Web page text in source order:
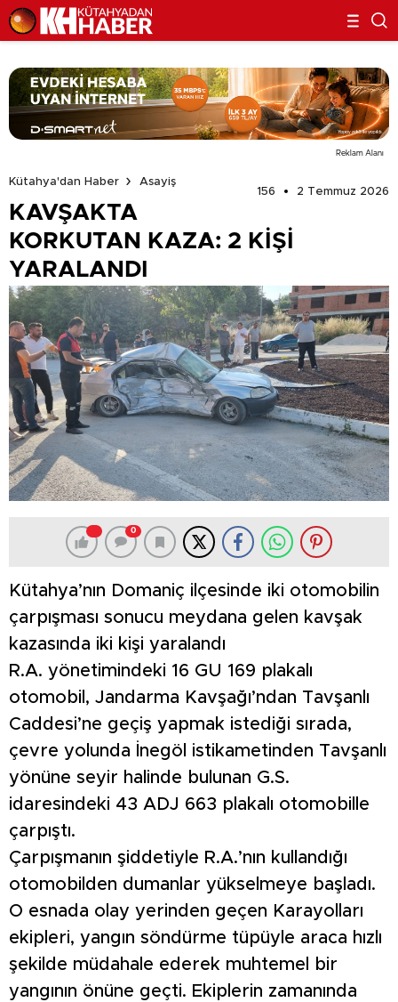
Reklam Alanı
Kütahya'dan Haber
Asayiş
156
2 Temmuz 2026
KAVŞAKTA
KORKUTAN KAZA: 2 KİŞİ
YARALANDI
0
Kütahya’nın Domaniç ilçesinde iki otomobilin
çarpışması sonucu meydana gelen kavşak
kazasında iki kişi yaralandı
R.A. yönetimindeki 16 GU 169 plakalı
otomobil, Jandarma Kavşağı’ndan Tavşanlı
Caddesi’ne geçiş yapmak istediği sırada,
çevre yolunda İnegöl istikametinden Tavşanlı
yönüne seyir halinde bulunan G.S.
idaresindeki 43 ADJ 663 plakalı otomobille
çarpıştı.
Çarpışmanın şiddetiyle R.A.’nın kullandığı
otomobilden dumanlar yükselmeye başladı.
O esnada olay yerinden geçen Karayolları
ekipleri, yangın söndürme tüpüyle araca hızlı
şekilde müdahale ederek muhtemel bir
yangının önüne geçti. Ekiplerin zamanında